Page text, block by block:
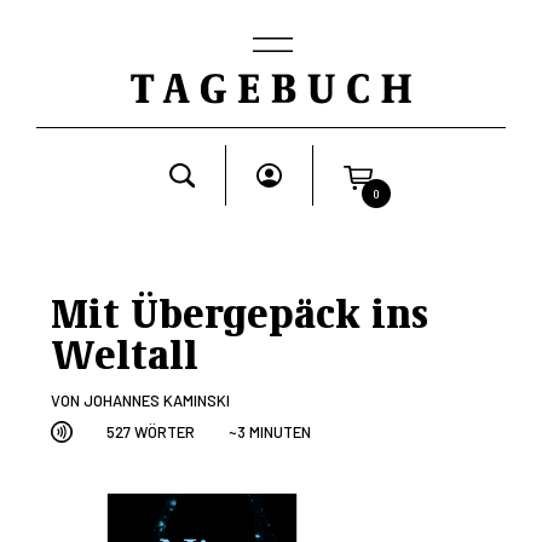
0
Mit Übergepäck ins
Weltall
VON JOHANNES KAMINSKI
527 WÖRTER
~3 MINUTEN